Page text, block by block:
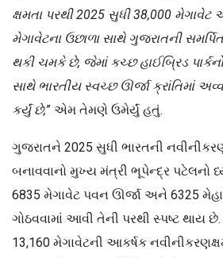
ક્ષમતા પરથી 2025 સુધી 38,000
મેગાવેટના ઉછાળા સાથે ગુજરાતની
થકી ચમકે છે, જેમાં કચ્છ હાઈબ્રિડ
સાથે ભારતીય સ્વચ્છ ઊર્જા ક્રાંતિમાં
કર્યું છે,” એમ તેમણે ઉમેર્યું હતું.
ગુજરાતને 2025 સુધી ભારતની
બનાવવાનો મુખ્ય મંત્રી ભૂપેન્દ્ર પટેલનો
6835 મેગાવેટ પવન ઊર્જા અને 6325
ગોઠવવામાં આવી તેની પરથી સ્પષ્ટ
13,160 મેગાવેટની આકર્ષક